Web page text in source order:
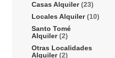
Casas Alquiler(23)
Locales Alquiler(10)
Santo Tomé
Alquiler(2)
Otras Localidades
Alquiler(2)